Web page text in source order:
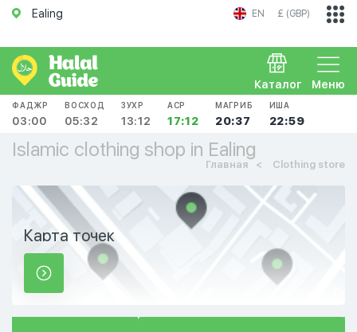
Ealing EN £ (GBP)
Меню
Каталог
ФАДЖР
03:00
ВОСХОД
05:32
ЗУХР
13:12
АСР
17:12
МАГРИБ
20:37
ИША
22:59
Islamic clothing shop in Ealing
Главная Clothing store
Карта точек